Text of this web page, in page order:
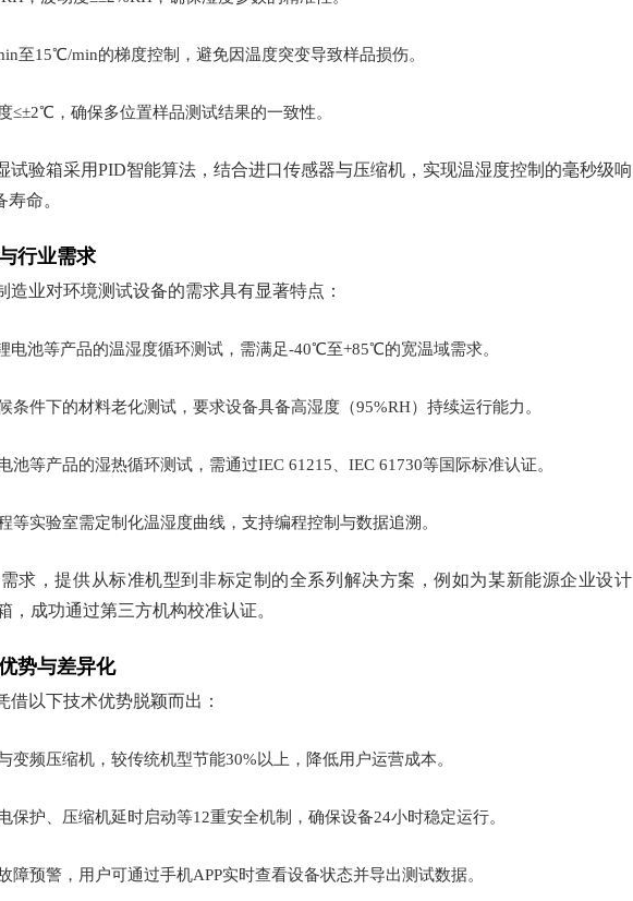
至15℃/min的梯度控制，避免因温度突变导致样品损伤。
≤±2℃，确保多位置样品测试结果的一致性。
试验箱采用PID智能算法，结合进口传感器与压缩机，实现温湿度控制的毫秒级响
命。
行业需求
造业对环境测试设备的需求具有显著特点：
电池等产品的温湿度循环测试，需满足-40℃至+85℃的宽温域需求。
条件下的材料老化测试，要求设备具备高湿度（95%RH）持续运行能力。
池等产品的湿热循环测试，需通过IEC 61215、IEC 61730等国际标准认证。
等实验室需定制化温湿度曲线，支持编程控制与数据追溯。
求，提供从标准机型到非标定制的全系列解决方案，例如为某新能源企业设计
成功通过第三方机构校准认证。
势与差异化
以下技术优势脱颖而出：
变频压缩机，较传统机型节能30%以上，降低用户运营成本。
保护、压缩机延时启动等12重安全机制，确保设备24小时稳定运行。
障预警，用户可通过手机APP实时查看设备状态并导出测试数据。